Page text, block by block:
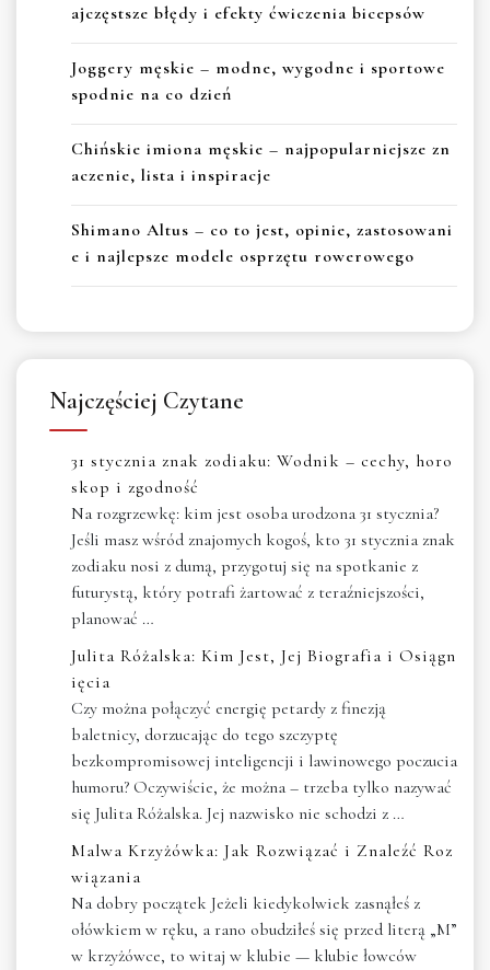
ajczęstsze błędy i efekty ćwiczenia bicepsów
Joggery męskie – modne, wygodne i sportowe
spodnie na co dzień
Chińskie imiona męskie – najpopularniejsze zn
aczenie, lista i inspiracje
Shimano Altus – co to jest, opinie, zastosowani
e i najlepsze modele osprzętu rowerowego
Najczęściej Czytane
31 stycznia znak zodiaku: Wodnik – cechy, horo
skop i zgodność
Na rozgrzewkę: kim jest osoba urodzona 31 stycznia?
Jeśli masz wśród znajomych kogoś, kto 31 stycznia znak
zodiaku nosi z dumą, przygotuj się na spotkanie z
futurystą, który potrafi żartować z teraźniejszości,
planować …
Julita Różalska: Kim Jest, Jej Biografia i Osiągn
ięcia
Czy można połączyć energię petardy z finezją
baletnicy, dorzucając do tego szczyptę
bezkompromisowej inteligencji i lawinowego poczucia
humoru? Oczywiście, że można – trzeba tylko nazywać
się Julita Różalska. Jej nazwisko nie schodzi z …
Malwa Krzyżówka: Jak Rozwiązać i Znaleźć Roz
wiązania
Na dobry początek Jeżeli kiedykolwiek zasnąłeś z
ołówkiem w ręku, a rano obudziłeś się przed literą „M”
w krzyżówce, to witaj w klubie — klubie łowców